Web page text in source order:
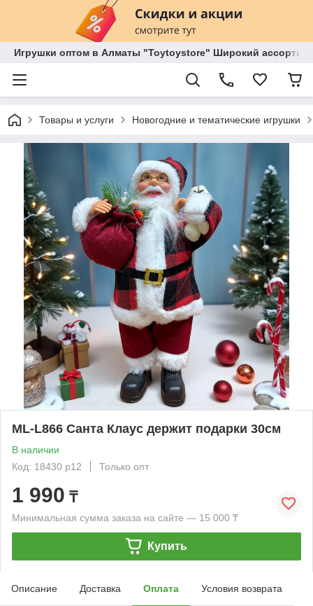
Игрушки оптом в Алматы "Toytoystore" Широкий
Товары и услуги Новогодние и тематические игрушки
ML-L866 Санта Клаус держит подарки 30см
В наличии
Код: 18430 р12
Только опт
1 990 ₸
Минимальная сумма заказа на сайте — 15 000 ₸
Купить
Описание Доставка Оплата Условия возврата